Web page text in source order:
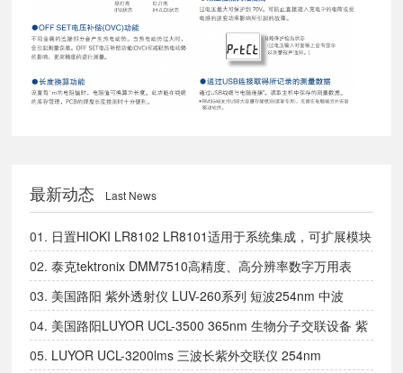
最新动态 Last News
01. 日置HIOKI LR8102 LR8101适用于系统集成，可扩展模块
的数据采集仪
02.泰克tektronix DMM7510高精度、高分辨率数字万用表
03. 美国路阳 紫外透射仪 LUV-260系列 短波254nm 中波
302nm 长波365nm
04. 美国路阳LUYOR UCL-3500 365nm 生物分子交联设备 紫
外交联仪
05. LUYOR UCL-3200lms 三波长紫外交联仪 254nm